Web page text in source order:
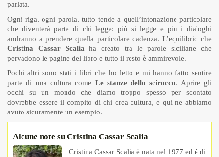
parlata.
Ogni riga, ogni parola, tutto tende a quell’intonazione particolare
che diventerà parte di chi legge: più si legge e più i dialoghi
andranno a prendere quella particolare cadenza. L’equilibrio che
Cristina Cassar Scalia ha creato tra le parole siciliane che
pervadono le pagine del libro e tutto il resto è ammirevole.
Pochi altri sono stati i libri che ho letto e mi hanno fatto sentire
parte di una cultura come Le stanze dello scirocco. Aprire gli
occhi su un mondo che diamo troppo spesso per scontato
dovrebbe essere il compito di chi crea cultura, e qui ne abbiamo
avuto sicuramente un esempio.
Alcune note su Cristina Cassar Scalia
Cristina Cassar Scalia è nata nel 1977 ed è di